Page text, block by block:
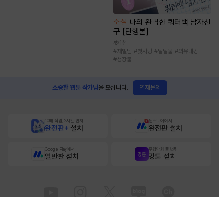
소설 나의 완벽한 쿼터백 남자친
구 [단행본]
1천
#재벌남 #첫사랑 #달달물 #외유내강
#성장물
소중한 웹툰 작가님을 모십니다. 연재문의
10배 적립, 2시간 먼저
완전판+ 설치
원스토어에서
완전판 설치
Google Play에서
일반판 설치
무협만화 플랫폼
강툰 설치